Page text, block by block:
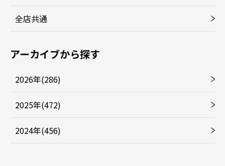
全店共通
アーカイブから探す
2026年(286)
2025年(472)
2024年(456)